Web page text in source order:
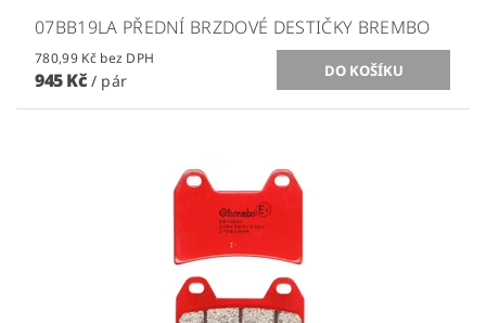
07BB19LA PŘEDNÍ BRZDOVÉ DESTIČKY BREMBO
780,99 Kč bez DPH
945 Kč / pár